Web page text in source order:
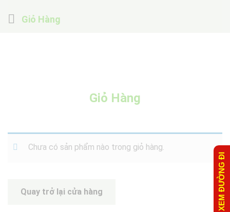
Giỏ Hàng
Giỏ Hàng
Chưa có sản phẩm nào trong giỏ hàng.
Quay trở lại cửa hàng XEM ĐƯỜNG ĐI